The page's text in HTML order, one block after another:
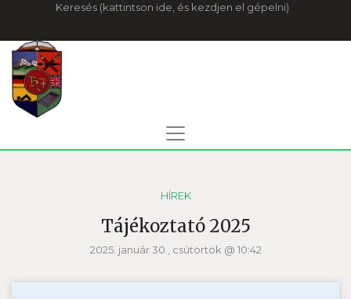
Keresés
HÍREK
Tájékoztató 2025
2025. január 30., csütörtök @ 10:42